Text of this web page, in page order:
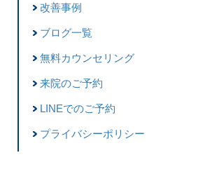
改善事例
ブログ一覧
無料カウンセリング
来院のご予約
LINEでのご予約
プライバシーポリシー